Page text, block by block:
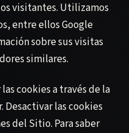
visitantes. Utilizamos
entre ellos Google
sobre sus visitas
similares.
cookies a través de la
las cookies
del Sitio. Para saber